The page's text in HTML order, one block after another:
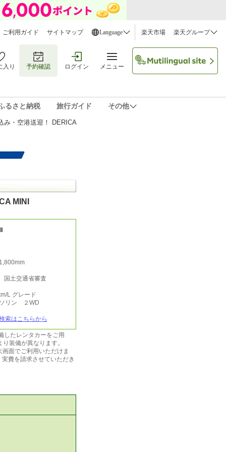
ご利用ガイド サイトマップ Language 楽天市場 楽天グループ
入り 予約確認 ログイン メニュー
るさと納税 旅行ガイド その他
み・空港送迎！ DERICA
MINI
国土交通省審査
L グレード
ソリン ２WD
索はこちらから
したレンタカーをご用
装備が異なります。
面でご利用いただけま
費を請求させていただき